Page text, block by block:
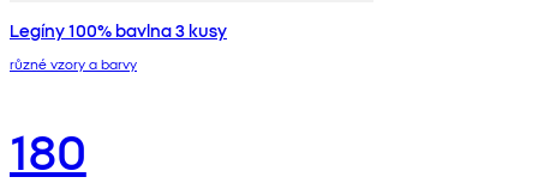
Legíny 100% bavlna 3 kusy
různé vzory a barvy
180